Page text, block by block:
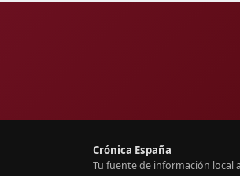
Crónica España
Tu fuente de información local